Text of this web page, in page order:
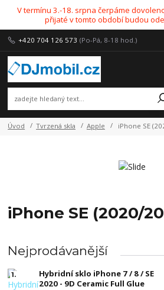
V termínu 3.-18. srpna čerpáme
přijaté v tomto období budou
+420 704 126 573 (Po-Pá, 8-18 hod.)
Úvod Tvrzená skla Apple iPhone SE
iPhone SE (2020/
Nejprodávanější
1.
Hybridní sklo iPhone 7 / 8 / SE
2020 - 9D Ceramic Full Glue